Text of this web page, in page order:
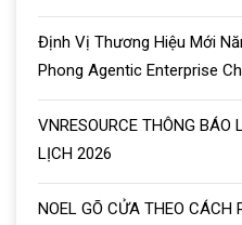
Định Vị Thương Hiệu Mới
Phong Agentic Enterprise
VNRESOURCE THÔNG BÁO
LỊCH 2026
NOEL GÕ CỬA THEO CÁCH